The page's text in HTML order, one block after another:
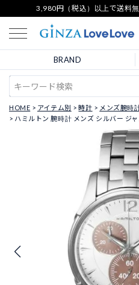
3,980円（税込）以上で送料
BRAND
HOME アイテム別 時計
メンズ腕時
ハミルトン 腕時計 メンズ シルバー ジ